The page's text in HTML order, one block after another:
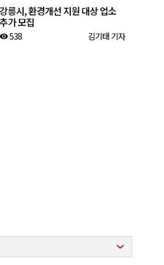
강릉시, 환경개선 지원 대상 업소
추가 모집
visibility538 김기태 기자